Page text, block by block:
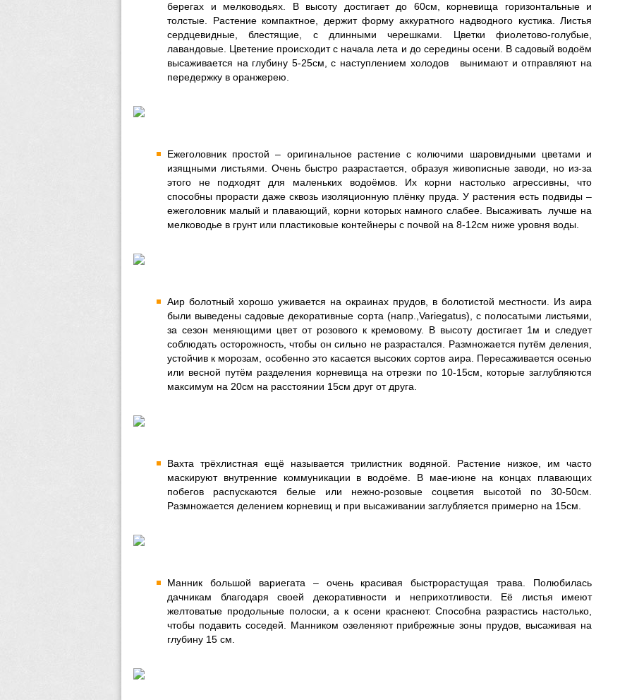
берегах и мелководьях. В высоту достигает до 60см, корневища горизонтальные и
толстые. Растение компактное, держит форму аккуратного надводного кустика. Листья
сердцевидные, блестящие, с длинными черешками. Цветки фиолетово-голубые,
лавандовые. Цветение происходит с начала лета и до середины осени. В садовый водоём
высаживается на глубину 5-25см, с наступлением холодов вынимают и отправляют на
передержку в оранжерею.
Ежеголовник простой – оригинальное растение с колючими шаровидными цветами и
изящными листьями. Очень быстро разрастается, образуя живописные заводи, но из-за
этого не подходят для маленьких водоёмов. Их корни настолько агрессивны, что
способны прорасти даже сквозь изоляционную плёнку пруда. У растения есть подвиды –
ежеголовник малый и плавающий, корни которых намного слабее. Высаживать лучше на
мелководье в грунт или пластиковые контейнеры с почвой на 8-12см ниже уровня воды.
Аир болотный хорошо уживается на окраинах прудов, в болотистой местности. Из аира
были выведены садовые декоративные сорта (напр.,Variegatus), с полосатыми листьями,
за сезон меняющими цвет от розового к кремовому. В высоту достигает 1м и следует
соблюдать осторожность, чтобы он сильно не разрастался. Размножается путём деления,
устойчив к морозам, особенно это касается высоких сортов аира. Пересаживается осенью
или весной путём разделения корневища на отрезки по 10-15см, которые заглубляются
максимум на 20см на расстоянии 15см друг от друга.
Вахта трёхлистная ещё называется трилистник водяной. Растение низкое, им часто
маскируют внутренние коммуникации в водоёме. В мае-июне на концах плавающих
побегов распускаются белые или нежно-розовые соцветия высотой по 30-50см.
Размножается делением корневищ и при высаживании заглубляется примерно на 15см.
Манник большой вариегата – очень красивая быстрорастущая трава. Полюбилась
дачникам благодаря своей декоративности и неприхотливости. Её листья имеют
желтоватые продольные полоски, а к осени краснеют. Способна разрастись настолько,
чтобы подавить соседей. Манником озеленяют прибрежные зоны прудов, высаживая на
глубину 15 см.